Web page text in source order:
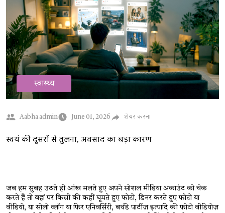
स्वास्थ्य
Aabha admin June 01, 2026 शेयर करना
स्वयं की दूसरों से तुलना, अवसाद का बड़ा कारण
जब हम सुबह उठते ही आंख मलते हुए अपने सोशल मीडिया अकाउंट को चेक
करते हैं तो वहां पर किसी की कहीं घूमते हुए फोटो, डिनर करते हुए फोटो या
वीडियो, या सोलो व्लॉग या फिर एनिवर्सिरी, बर्थडे पार्टीज़ इत्यादि की फोटो वीडियोज़